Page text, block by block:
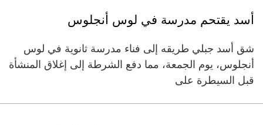
أسد يقتحم مدرسة في لوس أنجلوس
شق أسد جبلي طريقه إلى فناء مدرسة ثانوية في لوس
أنجلوس، يوم الجمعة، مما دفع الشرطة إلى إغلاق المنشأة
قبل السيطرة على